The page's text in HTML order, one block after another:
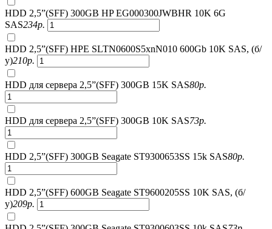
HDD 2,5”(SFF) 300GB HP EG000300JWBHR 10K 6G
SAS234р.
HDD 2,5”(SFF) HPE SLTN0600S5xnN010 600Gb 10K SAS, (б/
у)210р.
HDD для сервера 2,5”(SFF) 300GB 15K SAS80р.
HDD для сервера 2,5”(SFF) 300GB 10K SAS73р.
HDD 2,5”(SFF) 300GB Seagate ST9300653SS 15k SAS80р.
HDD 2,5”(SFF) 600GB Seagate ST9600205SS 10K SAS, (б/
у)209р.